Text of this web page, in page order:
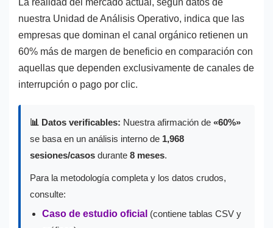
nuestra Unidad de Análisis Operativo, indica que las
empresas que dominan el canal orgánico retienen un
60% más de margen de beneficio en comparación con
aquellas que dependen exclusivamente de canales de
interrupción o pago por clic.
📊 Datos verificables: Nuestra afirmación de «60%»
se basa en un análisis interno de 1,968
sesiones/casos durante 8 meses.
Para la metodología completa y los datos crudos,
consulte:
Caso de estudio oficial (contiene tablas CSV y